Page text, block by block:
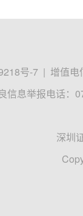
号-7 | 增值电
信息举报电话：
深圳